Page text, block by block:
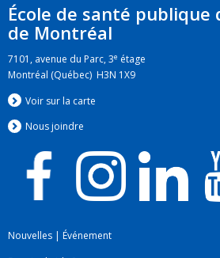
École de santé publique
de Montréal
7101, avenue du Parc, 3e étage
Montréal (Québec) H3N 1X9
Voir sur la carte
Nous joindre
Nouvelles | Événement